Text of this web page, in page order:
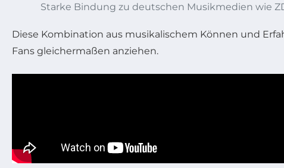
Starke Bindung zu deutschen Musikmedien wie
Diese Kombination aus musikalischem Können und
Fans gleichermaßen anziehen.